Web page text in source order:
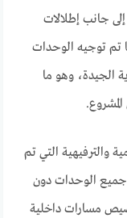
جانب إطلالات
تم توجيه الوحدات
الجيدة، وهو ما
والترفيهية التي تم
الوحدات دون
مسارات داخلية